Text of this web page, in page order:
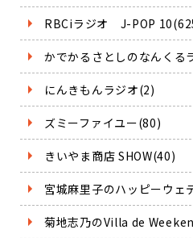
RBCiラジオ J-POP
かでかるさとしのなんくる
にんきもんラジオ(2)
ズミーファイユー(80)
きいやま商店 SHOW(40)
宮城麻里子のハッピーウェ
菊地志乃のVilla de